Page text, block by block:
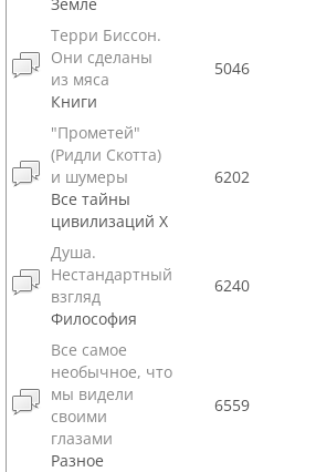
Терри Биссон.
Они сделаны
из мяса
Книги
5046
"Прометей"
(Ридли Скотта)
и шумеры
Все тайны
цивилизаций Х
6202
Душа.
Нестандартный
взгляд
Философия
6240
Все самое
необычное, что
мы видели
своими
глазами
Разное
6559